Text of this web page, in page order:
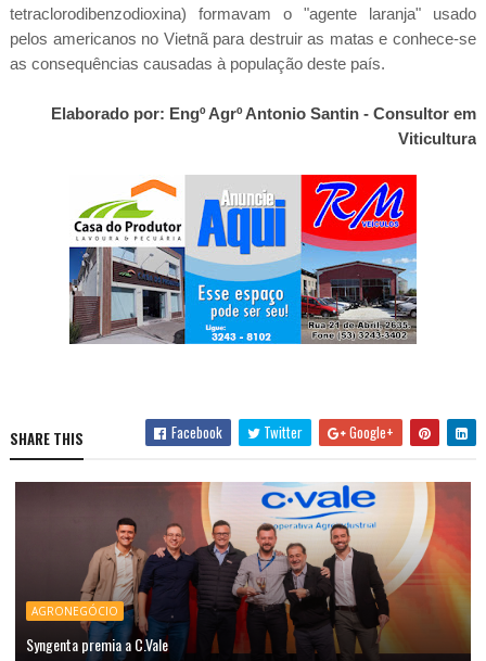
tetraclorodibenzodioxina) formavam o "agente laranja" usado
pelos americanos no Vietnã para destruir as matas e conhece-se
as consequências causadas à população deste país.
Elaborado por: Engº Agrº Antonio Santin - Consultor em
Viticultura
SHARE THIS Facebook Twitter Google+
AGRONEGÓCIO
Syngenta premia a C.Vale